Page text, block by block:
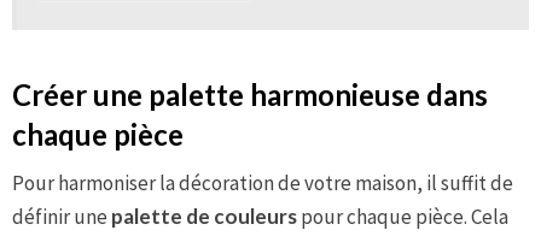
Créer une palette harmonieuse dans
chaque pièce
Pour harmoniser la décoration de votre maison, il suffit de
définir une palette de couleurspour chaque pièce. Cela